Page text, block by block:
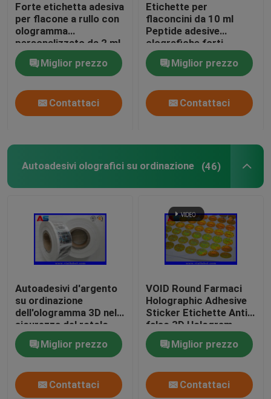
Forte etichetta adesiva
per flacone a rullo con
ologramma
personalizzato da 2 ml
per peptidi
Miglior prezzo
Contattaci
Etichette per
flaconcini da 10 ml
Peptide adesive
olografiche forti
Etichette per
flaconcini farmaceutici
25x60 mm
Miglior prezzo
Contattaci
Autoadesivi olografici su ordinazione (46)
Autoadesivi d'argento
su ordinazione
dell'ologramma 3D nella
sicurezza del rotolo
genuina con gli
autoadesivi olografici
di sicurezza di codici
neri seri
Miglior prezzo
Contattaci
VOID Round Farmaci
Holographic Adhesive
Sticker Etichette Anti-
falso 3D Hologram
sticker
Miglior prezzo
Contattaci